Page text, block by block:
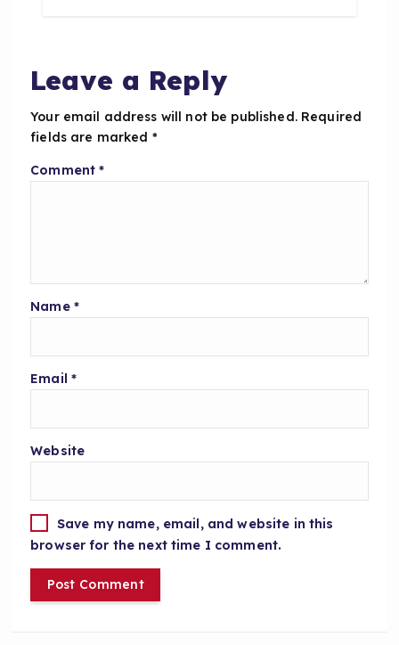
o
k
p
Leave a Reply
Your email address will not be published. Required
fields are marked *
Comment*
Name *
Email *
Website
Save my name, email, and website in this
browser for the next time I comment.